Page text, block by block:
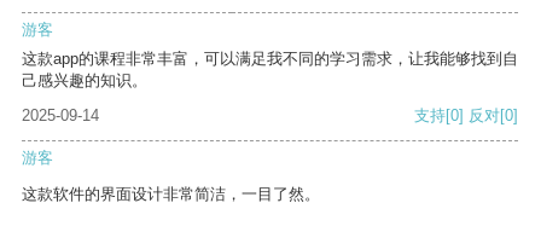
游客
这款app的课程非常丰富，可以满足我不同的学习需求，让我能够找到自
己感兴趣的知识。
2025-09-14
支持[0] 反对[0]
游客
这款软件的界面设计非常简洁，一目了然。